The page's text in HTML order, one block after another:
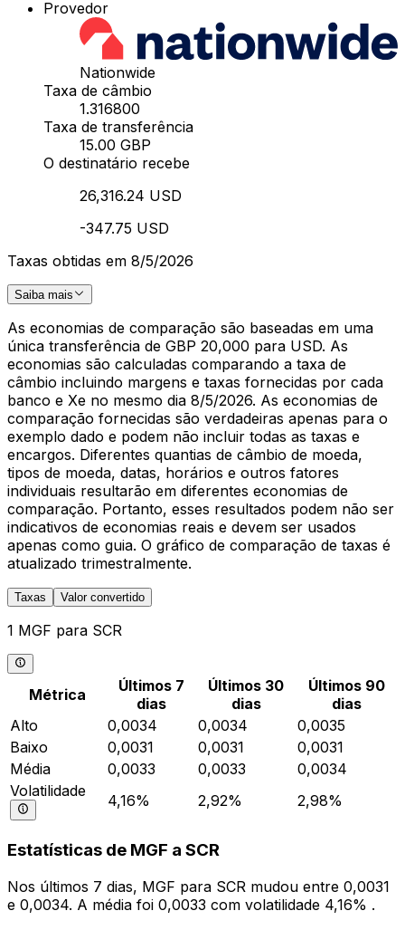
Provedor
Nationwide
Taxa de câmbio
1.316800
Taxa de transferência
15.00 GBP
O destinatário recebe
26,316.24 USD
-347.75 USD
Taxas obtidas em 8/5/2026
Saiba mais
As economias de comparação são baseadas em uma
única transferência de GBP 20,000 para USD. As
economias são calculadas comparando a taxa de
câmbio incluindo margens e taxas fornecidas por cada
banco e Xe no mesmo dia 8/5/2026. As economias de
comparação fornecidas são verdadeiras apenas para o
exemplo dado e podem não incluir todas as taxas e
encargos. Diferentes quantias de câmbio de moeda,
tipos de moeda, datas, horários e outros fatores
individuais resultarão em diferentes economias de
comparação. Portanto, esses resultados podem não ser
indicativos de economias reais e devem ser usados
apenas como guia. O gráfico de comparação de taxas é
atualizado trimestralmente.
Taxas Valor convertido
1 MGF para SCR
Métrica
Últimos 7
dias
Últimos 30
dias
Últimos 90
dias
Alto
0,0034 0,0034
0,0035
Baixo
0,0031 0,0031
0,0031
Média
0,0033 0,0033
0,0034
Volatilidade
4,16% 2,92% 2,98%
Estatísticas de MGF a SCR
Nos últimos 7 dias, MGF para SCR mudou entre 0,0031
e 0,0034. A média foi 0,0033 com volatilidade 4,16% .